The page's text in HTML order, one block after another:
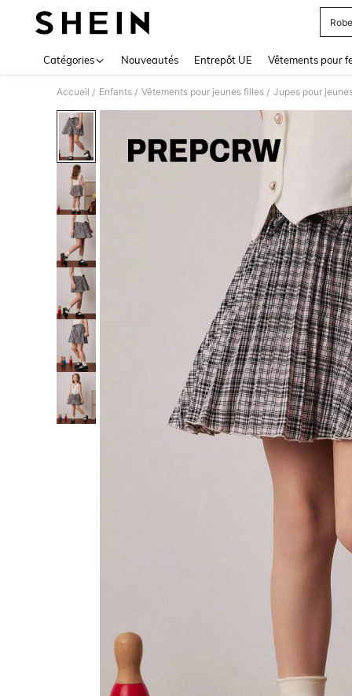
Catégories Nouveautés Entrepôt UE Vêtements pour
Accueil / Enfants / Vêtements pour jeunes filles / Jupes pour